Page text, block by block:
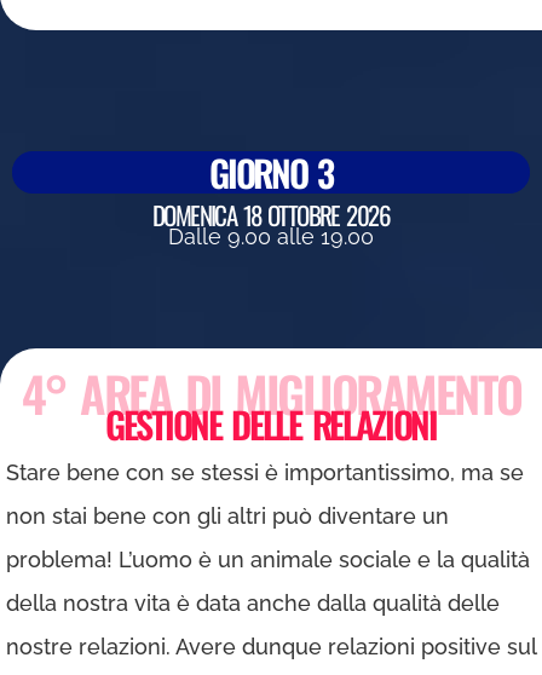
GIORNO 3
DOMENICA 18 OTTOBRE 2026
Dalle 9.00 alle 19.00
4° AREA DI MIGLIORAMENTO
GESTIONE DELLE RELAZIONI
Stare bene con se stessi è importantissimo, ma se
non stai bene con gli altri può diventare un
problema! L’uomo è un animale sociale e la qualità
della nostra vita è data anche dalla qualità delle
nostre relazioni. Avere dunque relazioni positive sul